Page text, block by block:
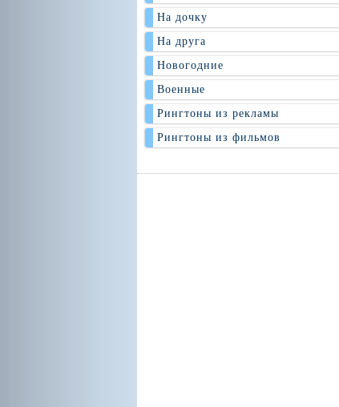
На дочку
На друга
Новогодние
Военные
Рингтоны из рекламы
Рингтоны из фильмов